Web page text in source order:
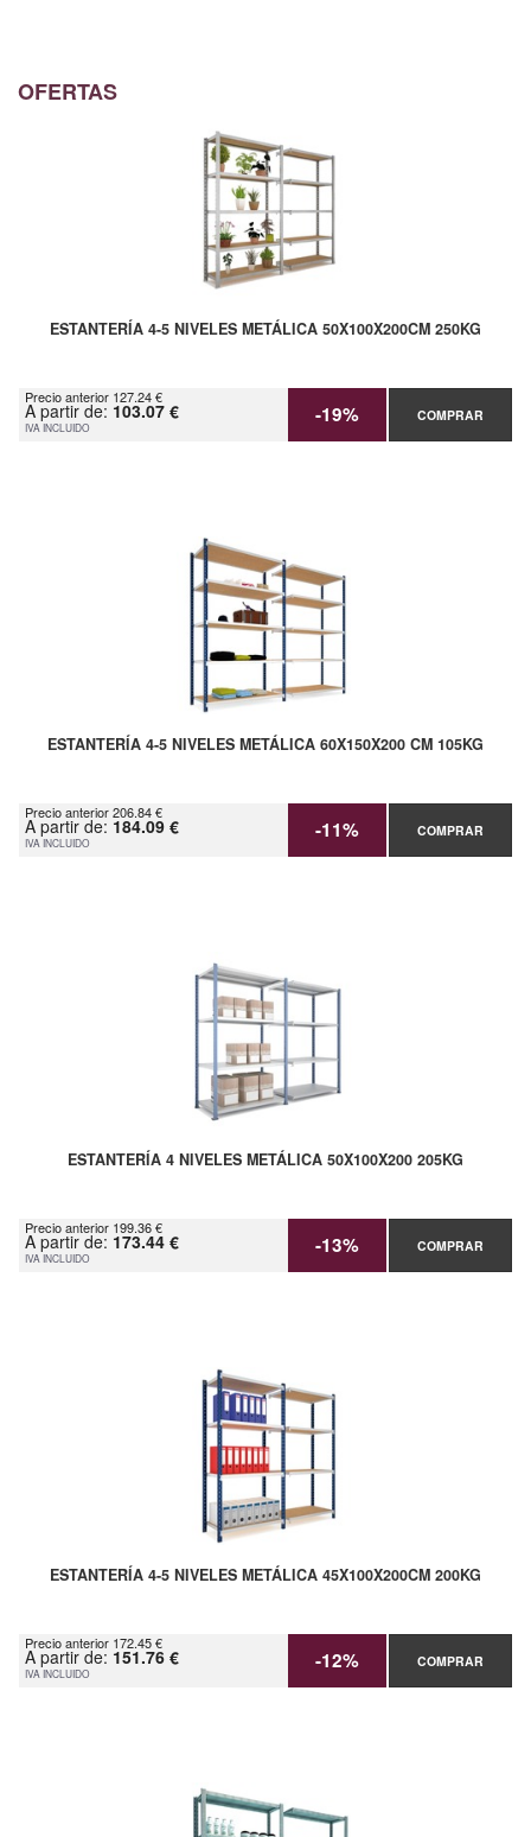
OFERTAS
ESTANTERÍA 4-5 NIVELES METÁLICA 50X100X200CM 250KG
Precio anterior 127.24 €
A partir de: 103.07 €
IVA INCLUIDO -19% COMPRAR
ESTANTERÍA 4-5 NIVELES METÁLICA 60X150X200 CM 105KG
Precio anterior 206.84 €
A partir de: 184.09 €
IVA INCLUIDO -11% COMPRAR
ESTANTERÍA 4 NIVELES METÁLICA 50X100X200 205KG
Precio anterior 199.36 €
A partir de: 173.44 €
IVA INCLUIDO -13% COMPRAR
ESTANTERÍA 4-5 NIVELES METÁLICA 45X100X200CM 200KG
Precio anterior 172.45 €
A partir de: 151.76 €
IVA INCLUIDO -12% COMPRAR